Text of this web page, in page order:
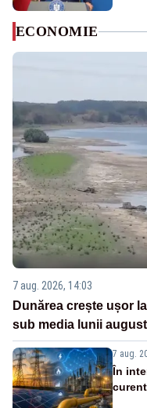
ECONOMIE
7 aug. 2026, 14:03
Dunărea crește ușor
sub media lunii august
7 aug.
În